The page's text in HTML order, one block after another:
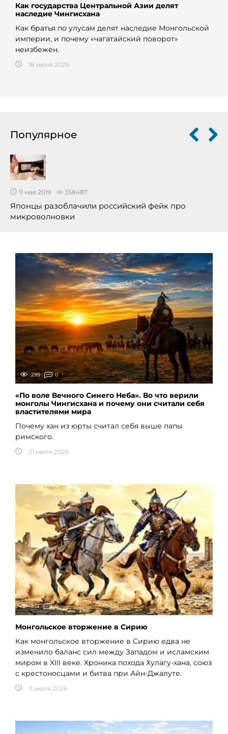
Как государства Центральной Азии делят
наследие Чингисхана
Как братья по улусам делят наследие Монгольской
империи, и почему «чагатайский поворот»
неизбежен.
18 июня 2026
Популярное
11 мая 2019 358487
Японцы разоблачили российский фейк про
микроволновки
299 0
«По воле Вечного Синего Неба». Во что верили
монголы Чингисхана и почему они считали себя
властителями мира
Почему хан из юрты считал себя выше папы
римского.
21 июля 2026
314 0
Монгольское вторжение в Сирию
Как монгольское вторжение в Сирию едва не
изменило баланс сил между Западом и исламским
миром в XIII веке. Хроника похода Хулагу-хана, союз
с крестоносцами и битва при Айн-Джалуте.
11 июля 2026